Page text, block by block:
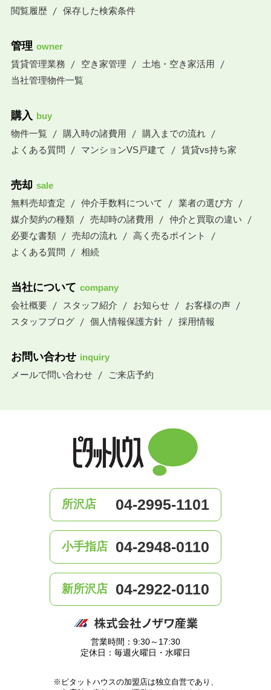
閲覧履歴
保存した検索条件
管理 owner
賃貸管理業務
空き家管理
土地・空き家活用
当社管理物件一覧
購入 buy
物件一覧
購入時の諸費用
購入までの流れ
よくある質問
マンションVS戸建て 賃貸vs持ち家
売却 sale
無料売却査定
仲介手数料について
業者の選び方
媒介契約の種類
売却時の諸費用
仲介と買取の違い
必要な書類
売却の流れ
高く売るポイント
よくある質問
相続
当社について company
会社概要
スタッフ紹介 お知らせ
お客様の声
スタッフブログ
個人情報保護方針 採用情報
お問い合わせ inquiry
メールで問い合わせ
ご来店予約
所沢店 04-2995-1101
小手指店 04-2948-0110
新所沢店 04-2922-0110
営業時間：9:30～17:30
定休日：毎週火曜日・水曜日
※ピタットハウスの加盟店は独立自営であり、